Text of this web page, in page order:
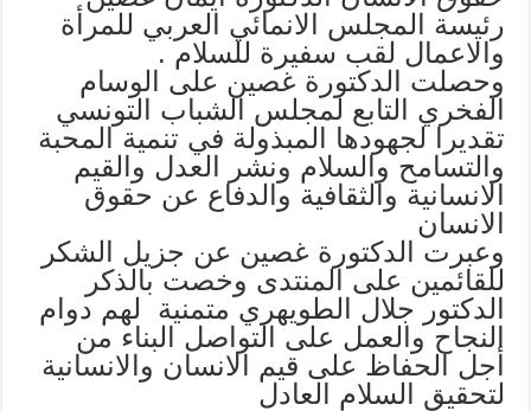
رئيسة المجلس الانمائي العربي للمرأة
والاعمال لقب سفيرة للسلام .
وحصلت الدكتورة غصين على الوسام
الفخري التابع لمجلس الشباب التونسي
تقديرا لجهودها المبذولة في تنمية المحبة
والتسامح والسلام ونشر العدل والقيم
الانسانية والثقافية والدفاع عن حقوق
الانسان
وعبرت الدكتورة غصين عن جزيل الشكر
للقائمين على المنتدى وخصت بالذكر
الدكتور جلال الطويهري متمنية لهم دوام
النجاح والعمل على التواصل البناء من
أجل الحفاظ على قيم الانسان والانسانية
لتحقيق السلام العادل